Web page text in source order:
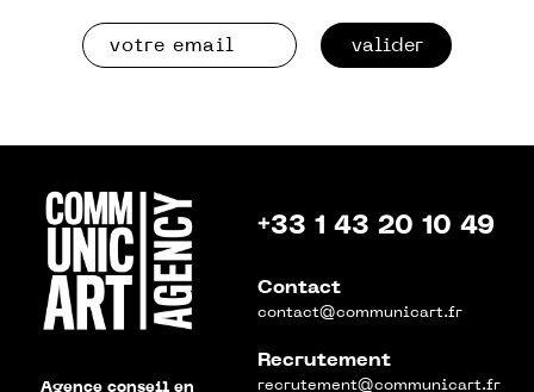
valider
Agence conseil en
+33 1 43 20 10 49
Contact
contact@communicart.fr
Recrutement
recrutement@communicart.fr